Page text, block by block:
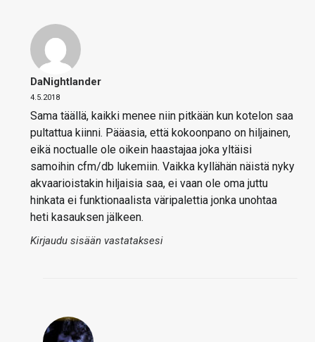
DaNightlander
4.5.2018
Sama täällä, kaikki menee niin pitkään kun kotelon saa
pultattua kiinni. Pääasia, että kokoonpano on hiljainen,
eikä noctualle ole oikein haastajaa joka yltäisi
samoihin cfm/db lukemiin. Vaikka kyllähän näistä nyky
akvaarioistakin hiljaisia saa, ei vaan ole oma juttu
hinkata ei funktionaalista väripalettia jonka unohtaa
heti kasauksen jälkeen.
Kirjaudu sisään vastataksesi